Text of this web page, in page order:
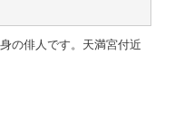
の俳人です。天満宮付近